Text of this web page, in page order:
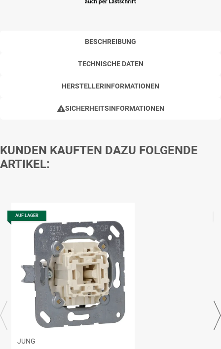
BESCHREIBUNG
TECHNISCHE DATEN
HERSTELLERINFORMATIONEN
SICHERHEITSINFORMATIONEN
KUNDEN KAUFTEN DAZU FOLGENDE
ARTIKEL:
AUF LAGER
JUNG